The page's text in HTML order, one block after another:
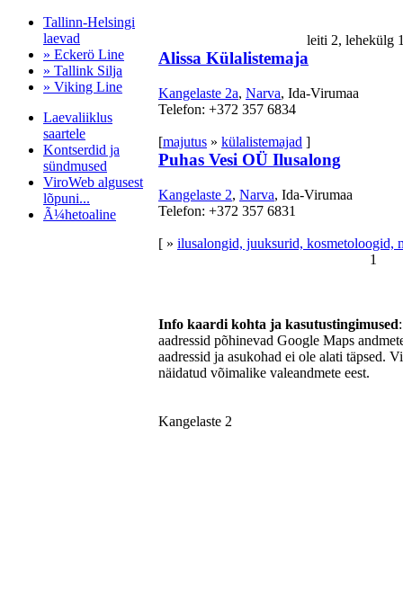
Tallinn-Helsingi
laevad
» Eckerö Line
» Tallink Silja
» Viking Line
Laevaliiklus
saartele
Kontserdid ja
sündmused
ViroWeb algusest
lõpuni...
Ã¼hetoaline
leiti 2,
Alissa Külalistemaja
Kangelaste 2a, Narva, Ida-Virumaa
Telefon: +372 357 6834
[majutus » külalistemajad ]
Puhas Vesi OÜ Ilusalong
Kangelaste 2, Narva, Ida-Virumaa
Telefon: +372 357 6831
[ » ilusalongid, juuksurid, kosmetoloogid,
1
Info kaardi kohta ja kasutustingimused
aadressid põhinevad Google Maps
aadressid ja asukohad ei ole alati täpsed.
näidatud võimalike valeandmete eest.
Kangelaste 2